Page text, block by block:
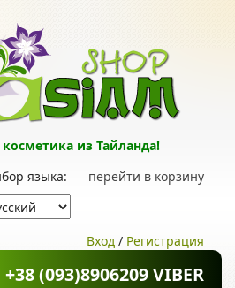
из Тайланда!
перейти в корзину
языка:
Вход / Регистрация
+38 (093)8906209 VIBER